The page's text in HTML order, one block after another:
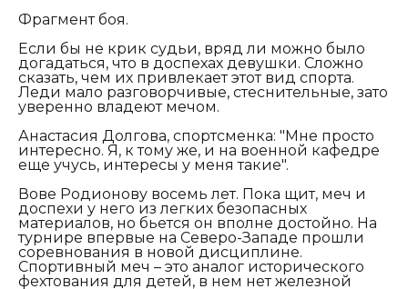
Фрагмент боя.
Если бы не крик судьи, вряд ли можно было
догадаться, что в доспехах девушки. Сложно
сказать, чем их привлекает этот вид спорта.
Леди мало разговорчивые, стеснительные, зато
уверенно владеют мечом.
Анастасия Долгова, спортсменка: "Мне просто
интересно. Я, к тому же, и на военной кафедре
еще учусь, интересы у меня такие".
Вове Родионову восемь лет. Пока щит, меч и
доспехи у него из легких безопасных
материалов, но бьется он вполне достойно. На
турнире впервые на Северо-Западе прошли
соревнования в новой дисциплине.
Спортивный меч – это аналог исторического
фехтования для детей, в нем нет железной